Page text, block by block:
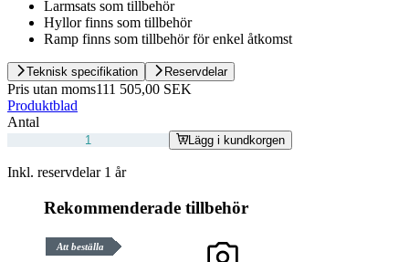
Larmsats som tillbehör
Hyllor finns som tillbehör
Ramp finns som tillbehör för enkel åtkomst
Teknisk specifikation Reservdelar
Pris utan moms111 505,00 SEK
Produktblad
Antal
Lägg i kundkorgen
Inkl. reservdelar 1 år
Rekommenderade tillbehör
Att beställa